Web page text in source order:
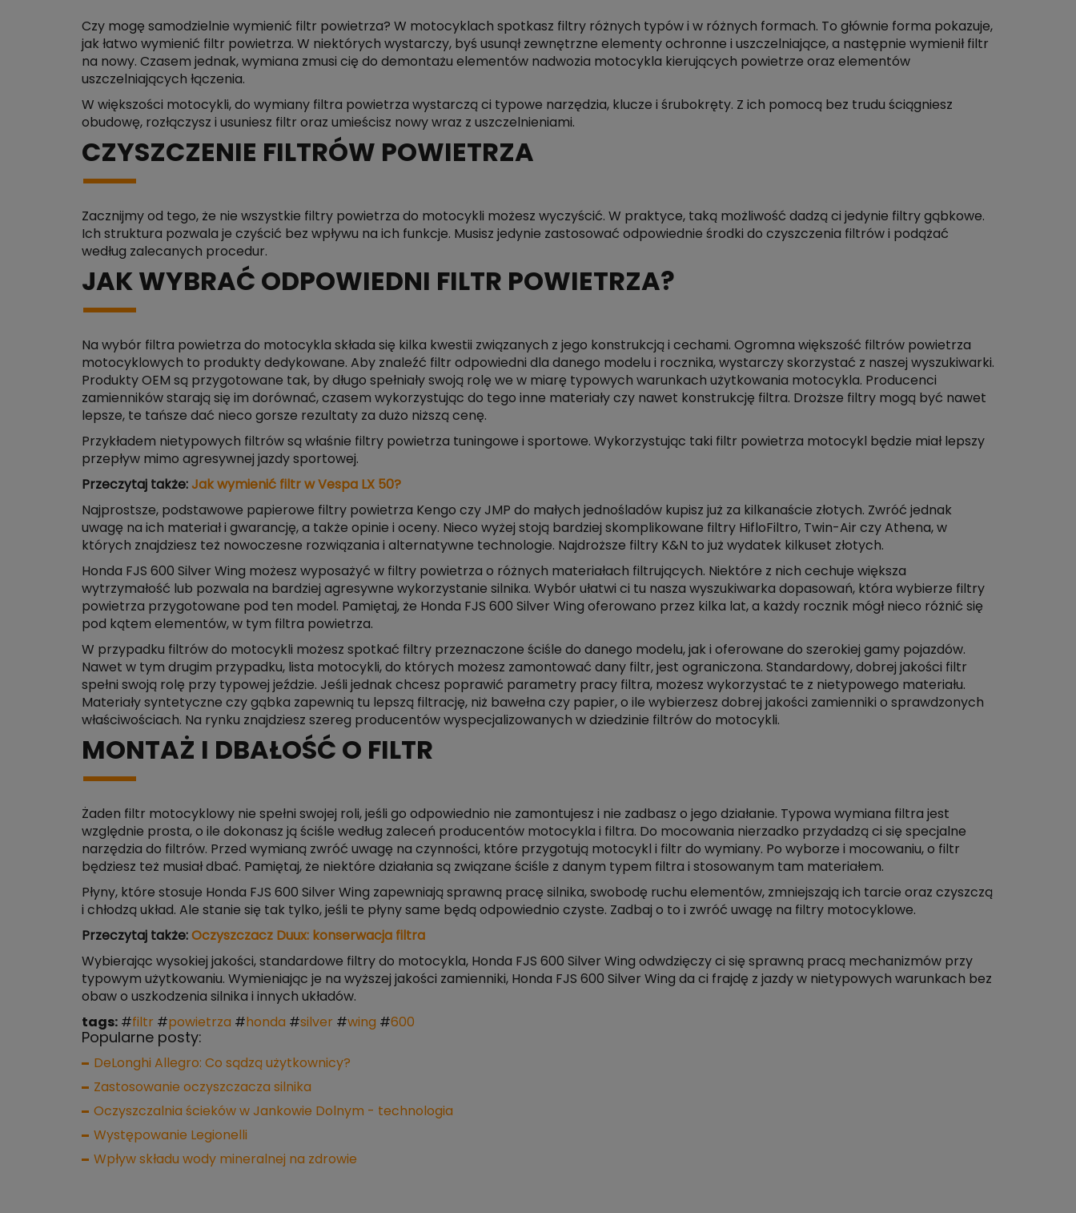
Czy mogę samodzielnie wymienić filtr powietrza? W motocyklach spotkasz filtry różnych typów i w różnych formach. To głównie forma pokazuje,
jak łatwo wymienić filtr powietrza. W niektórych wystarczy, byś usunął zewnętrzne elementy ochronne i uszczelniające, a następnie wymienił filtr
na nowy. Czasem jednak, wymiana zmusi cię do demontażu elementów nadwozia motocykla kierujących powietrze oraz elementów
uszczelniających łączenia.
W większości motocykli, do wymiany filtra powietrza wystarczą ci typowe narzędzia, klucze i śrubokręty. Z ich pomocą bez trudu ściągniesz
obudowę, rozłączysz i usuniesz filtr oraz umieścisz nowy wraz z uszczelnieniami.
CZYSZCZENIE FILTRÓW POWIETRZA
Zacznijmy od tego, że nie wszystkie filtry powietrza do motocykli możesz wyczyścić. W praktyce, taką możliwość dadzą ci jedynie filtry gąbkowe.
Ich struktura pozwala je czyścić bez wpływu na ich funkcje. Musisz jedynie zastosować odpowiednie środki do czyszczenia filtrów i podążać
według zalecanych procedur.
JAK WYBRAĆ ODPOWIEDNI FILTR POWIETRZA?
Na wybór filtra powietrza do motocykla składa się kilka kwestii związanych z jego konstrukcją i cechami. Ogromna większość filtrów powietrza
motocyklowych to produkty dedykowane. Aby znaleźć filtr odpowiedni dla danego modelu i rocznika, wystarczy skorzystać z naszej wyszukiwarki.
Produkty OEM są przygotowane tak, by długo spełniały swoją rolę we w miarę typowych warunkach użytkowania motocykla. Producenci
zamienników starają się im dorównać, czasem wykorzystując do tego inne materiały czy nawet konstrukcję filtra. Droższe filtry mogą być nawet
lepsze, te tańsze dać nieco gorsze rezultaty za dużo niższą cenę.
Przykładem nietypowych filtrów są właśnie filtry powietrza tuningowe i sportowe. Wykorzystując taki filtr powietrza motocykl będzie miał lepszy
przepływ mimo agresywnej jazdy sportowej.
Przeczytaj także: Jak wymienić filtr w Vespa LX 50?
Najprostsze, podstawowe papierowe filtry powietrza Kengo czy JMP do małych jednośladów kupisz już za kilkanaście złotych. Zwróć jednak
uwagę na ich materiał i gwarancję, a także opinie i oceny. Nieco wyżej stoją bardziej skomplikowane filtry HifloFiltro, Twin-Air czy Athena, w
których znajdziesz też nowoczesne rozwiązania i alternatywne technologie. Najdroższe filtry K&N to już wydatek kilkuset złotych.
Honda FJS 600 Silver Wing możesz wyposażyć w filtry powietrza o różnych materiałach filtrujących. Niektóre z nich cechuje większa
wytrzymałość lub pozwala na bardziej agresywne wykorzystanie silnika. Wybór ułatwi ci tu nasza wyszukiwarka dopasowań, która wybierze filtry
powietrza przygotowane pod ten model. Pamiętaj, że Honda FJS 600 Silver Wing oferowano przez kilka lat, a każdy rocznik mógł nieco różnić się
pod kątem elementów, w tym filtra powietrza.
W przypadku filtrów do motocykli możesz spotkać filtry przeznaczone ściśle do danego modelu, jak i oferowane do szerokiej gamy pojazdów.
Nawet w tym drugim przypadku, lista motocykli, do których możesz zamontować dany filtr, jest ograniczona. Standardowy, dobrej jakości filtr
spełni swoją rolę przy typowej jeździe. Jeśli jednak chcesz poprawić parametry pracy filtra, możesz wykorzystać te z nietypowego materiału.
Materiały syntetyczne czy gąbka zapewnią tu lepszą filtrację, niż bawełna czy papier, o ile wybierzesz dobrej jakości zamienniki o sprawdzonych
właściwościach. Na rynku znajdziesz szereg producentów wyspecjalizowanych w dziedzinie filtrów do motocykli.
MONTAŻ I DBAŁOŚĆ O FILTR
Żaden filtr motocyklowy nie spełni swojej roli, jeśli go odpowiednio nie zamontujesz i nie zadbasz o jego działanie. Typowa wymiana filtra jest
względnie prosta, o ile dokonasz ją ściśle według zaleceń producentów motocykla i filtra. Do mocowania nierzadko przydadzą ci się specjalne
narzędzia do filtrów. Przed wymianą zwróć uwagę na czynności, które przygotują motocykl i filtr do wymiany. Po wyborze i mocowaniu, o filtr
będziesz też musiał dbać. Pamiętaj, że niektóre działania są związane ściśle z danym typem filtra i stosowanym tam materiałem.
Płyny, które stosuje Honda FJS 600 Silver Wing zapewniają sprawną pracę silnika, swobodę ruchu elementów, zmniejszają ich tarcie oraz czyszczą
i chłodzą układ. Ale stanie się tak tylko, jeśli te płyny same będą odpowiednio czyste. Zadbaj o to i zwróć uwagę na filtry motocyklowe.
Przeczytaj także: Oczyszczacz Duux: konserwacja filtra
Wybierając wysokiej jakości, standardowe filtry do motocykla, Honda FJS 600 Silver Wing odwdzięczy ci się sprawną pracą mechanizmów przy
typowym użytkowaniu. Wymieniając je na wyższej jakości zamienniki, Honda FJS 600 Silver Wing da ci frajdę z jazdy w nietypowych warunkach bez
obaw o uszkodzenia silnika i innych układów.
tags: #filtr #powietrza # honda #silver #wing #600
Popularne posty:
DeLonghi Allegro: Co sądzą użytkownicy?
Zastosowanie oczyszczacza silnika
Oczyszczalnia ścieków w Jankowie Dolnym - technologia
Występowanie Legionelli
Wpływ składu wody mineralnej na zdrowie